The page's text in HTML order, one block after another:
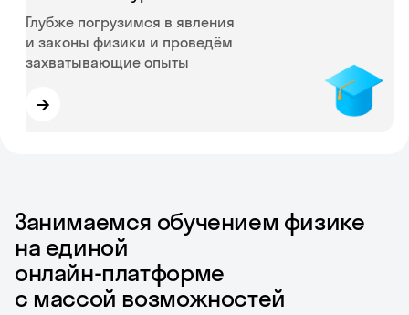
Глубже погрузимся в явления
и законы физики и проведём
захватывающие опыты
→
Занимаемся обучением физике
на единой
онлайн-платформе
с массой возможностей